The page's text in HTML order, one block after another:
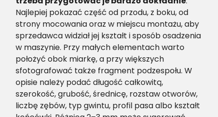
Najlepiej pokazać część od przodu, z boku, od
strony mocowania oraz w miejscu montażu, aby
sprzedawca widział jej kształt i sposób osadzenia
w maszynie. Przy małych elementach warto
położyć obok miarkę, a przy większych
sfotografować także fragment podzespołu. W
opisie należy podać długość całkowitą,
szerokość, grubość, średnicę, rozstaw otworów,
liczbę zębów, typ gwintu, profil pasa albo kształt